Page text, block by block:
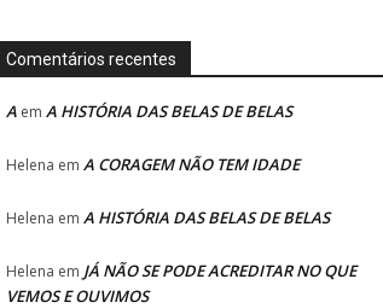
Comentários recentes
A em A HISTÓRIA DAS BELAS DE BELAS
Helena em A CORAGEM NÃO TEM IDADE
Helena em A HISTÓRIA DAS BELAS DE BELAS
Helena em JÁ NÃO SE PODE ACREDITAR NO QUE
VEMOS E OUVIMOS